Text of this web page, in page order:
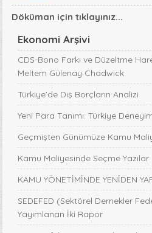
Döküman için tıklayınız...
Ekonomi Arşivi
CDS-Bono Farkı ve Düzeltme
Meltem Gülenay Chadwick
Türkiye'de Dış Borçların Analizi
Yeni Para Tanımı: Türkiye
Geçmişten Günümüze Kamu
Kamu Maliyesinde Seçme Yazılar
KAMU YÖNETİMİNDE YENİDEN
SEDEFED (Sektörel Dernekler
Yayımlanan İki Rapor